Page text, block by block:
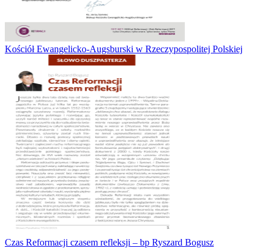
Kościół Ewangelicko-Augsburski w Rzeczypospolitej Polskiej
Czas Reformacji czasem refleksji – bp Ryszard Bogusz